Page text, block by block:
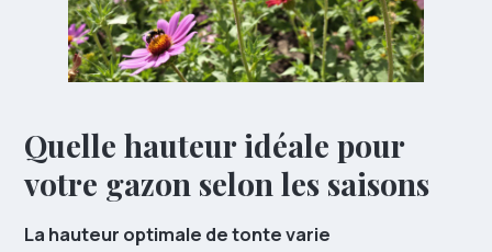
Quelle hauteur idéale pour
votre gazon selon les saisons
La hauteur optimale de tonte varie